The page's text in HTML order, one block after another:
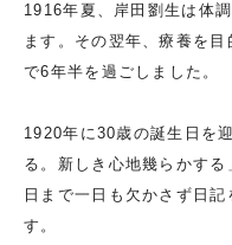
1916年夏、岸田劉生は体
ます。その翌年、療養を
で6年半を過ごしました。
1920年に30歳の誕生日を
る。新しき心地幾らかす
日まで一日も欠かさず日
す。